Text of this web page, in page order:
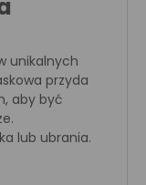
unikalnych
przyda
aby być
lub ubrania.